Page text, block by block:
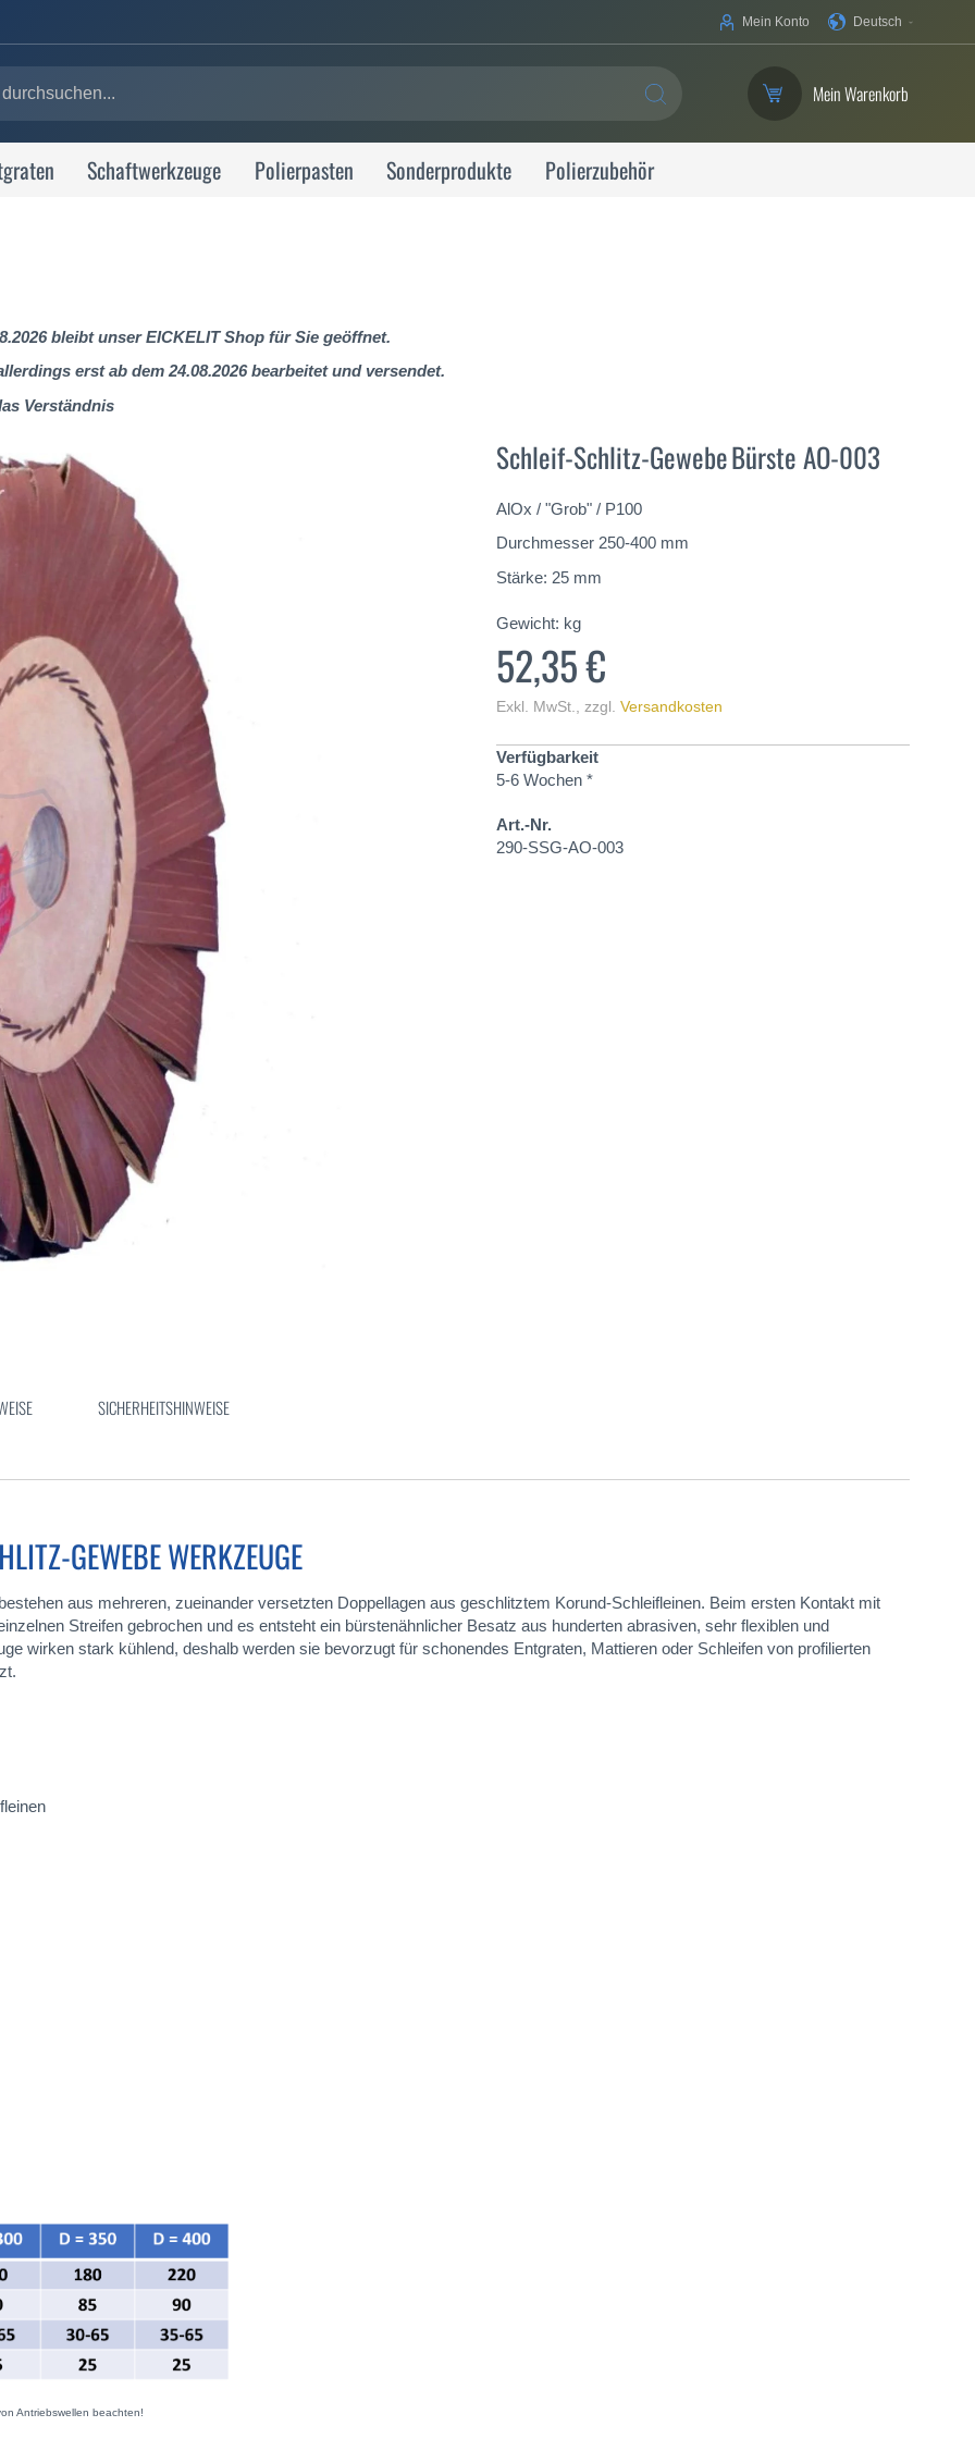
Ihre
Deutsch
Mein Konto
SUCHE Mein Warenkorb
Schaftwerkzeuge Polierpasten Sonderprodukte Polierzubehör
bleibt unser EICKELIT Shop für Sie geöffnet.
erst ab dem 24.08.2026 bearbeitet und versendet.
Verständnis
Schleif-Schlitz-Gewebe Bürste AO-003
AlOx / "Grob" / P100
Durchmesser 250-400 mm
Stärke: 25 mm
Gewicht: kg
52,35 €
Exkl. MwSt. zzgl. Versandkosten
Verfügbarkeit
5-6 Wochen *
Art.-Nr.
290-SSG-AO-003
GEWEBE WERKZEUGE
aus mehreren, zueinander versetzten Doppellagen aus geschlitztem Korund-Schleifleinen. Beim ersten Kontakt mit
Streifen gebrochen und es entsteht ein bürstenähnlicher Besatz aus hunderten abrasiven, sehr flexiblen und
wirken stark kühlend, deshalb werden sie bevorzugt für schonendes Entgraten, Mattieren oder Schleifen von profilierten
Antriebswellen beachten!
SICHERHEITSHINWEISE